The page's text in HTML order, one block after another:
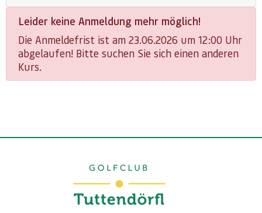
Leider keine Anmeldung mehr möglich!
Die Anmeldefrist ist am 23.06.2026 um 12:00 Uhr
abgelaufen! Bitte suchen Sie sich einen anderen
Kurs.